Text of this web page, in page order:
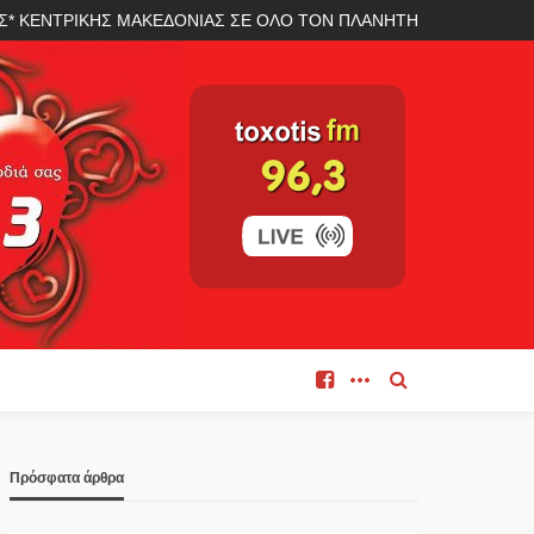
ΚΕΝΤΡΙΚΗΣ ΜΑΚΕΔΟΝΙΑΣ ΣΕ ΟΛΟ ΤΟΝ ΠΛΑΝΗΤΗ
Πρόσφατα άρθρα